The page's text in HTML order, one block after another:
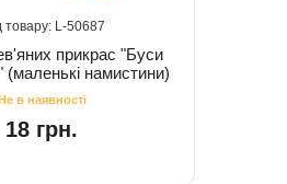
50687
прикрас "Буси
(маленькі намистини)
18 грн.